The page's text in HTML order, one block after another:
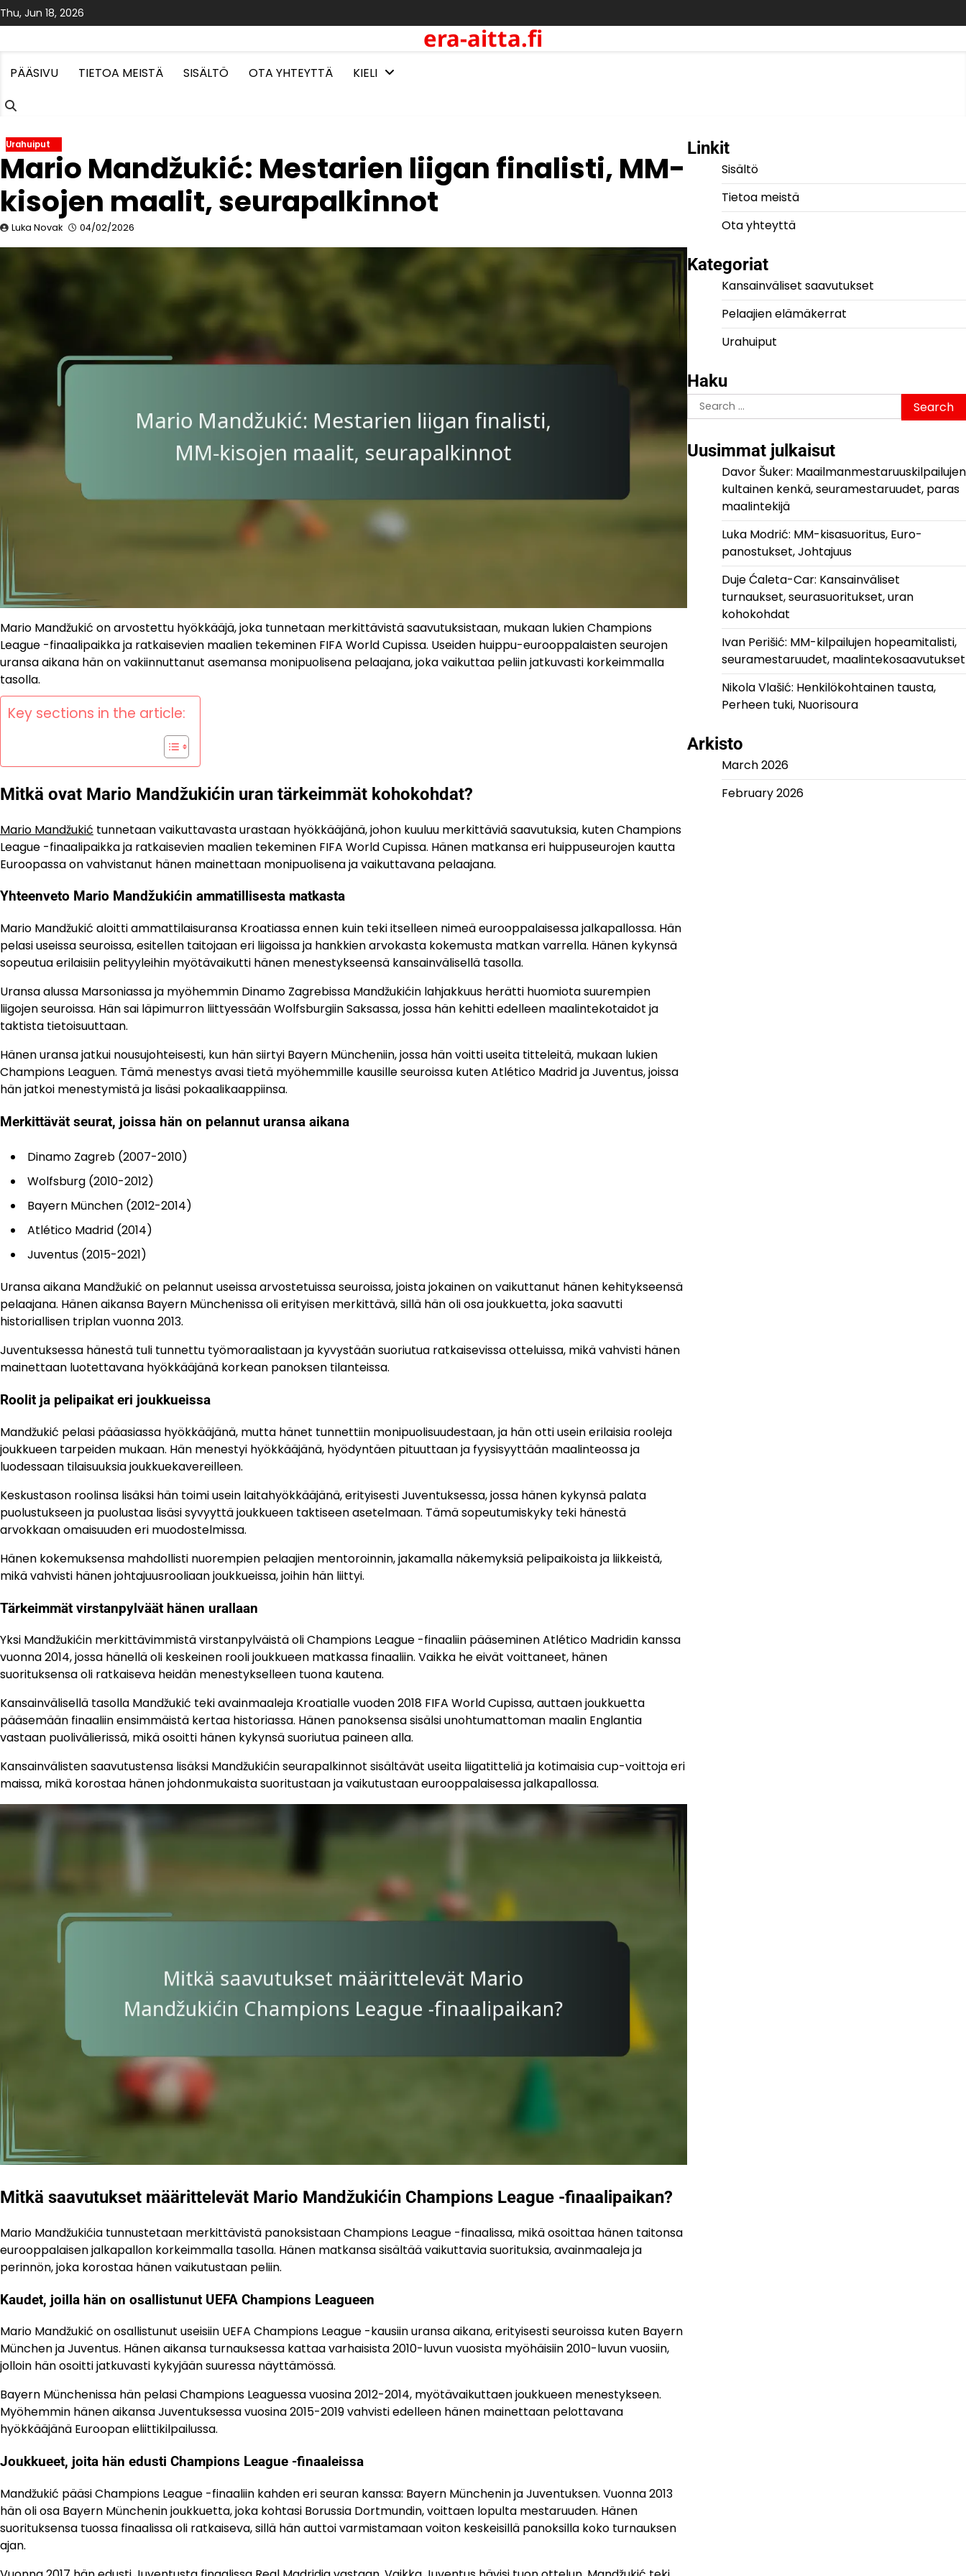
Skip
to
Thu, Jun 18, 2026
era-aitta.fi
PÄÄSIVU TIETOA MEISTÄ SISÄLTÖ OTA YHTEYTTÄ KIELI
Urahuiput
Mario Mandžukić: Mestarien liigan finalisti, MM-
kisojen maalit, seurapalkinnot
Luka Novak 04/02/2026
Mario Mandžukić on arvostettu hyökkääjä, joka tunnetaan merkittävistä saavutuksistaan, mukaan lukien Champions
League -finaalipaikka ja ratkaisevien maalien tekeminen FIFA World Cupissa. Useiden huippu-eurooppalaisten seurojen
uransa aikana hän on vakiinnuttanut asemansa monipuolisena pelaajana, joka vaikuttaa peliin jatkuvasti korkeimmalla
tasolla.
Key sections in the article:
Mitkä ovat Mario Mandžukićin uran tärkeimmät kohokohdat?
Mario Mandžukić tunnetaan vaikuttavasta urastaan hyökkääjänä, johon kuuluu merkittäviä saavutuksia, kuten Champions
League -finaalipaikka ja ratkaisevien maalien tekeminen FIFA World Cupissa. Hänen matkansa eri huippuseurojen kautta
Euroopassa on vahvistanut hänen mainettaan monipuolisena ja vaikuttavana pelaajana.
Yhteenveto Mario Mandžukićin ammatillisesta matkasta
Mario Mandžukić aloitti ammattilaisuransa Kroatiassa ennen kuin teki itselleen nimeä eurooppalaisessa jalkapallossa. Hän
pelasi useissa seuroissa, esitellen taitojaan eri liigoissa ja hankkien arvokasta kokemusta matkan varrella. Hänen kykynsä
sopeutua erilaisiin pelityyleihin myötävaikutti hänen menestykseensä kansainvälisellä tasolla.
Uransa alussa Marsoniassa ja myöhemmin Dinamo Zagrebissa Mandžukićin lahjakkuus herätti huomiota suurempien
liigojen seuroissa. Hän sai läpimurron liittyessään Wolfsburgiin Saksassa, jossa hän kehitti edelleen maalintekotaidot ja
taktista tietoisuuttaan.
Hänen uransa jatkui nousujohteisesti, kun hän siirtyi Bayern Müncheniin, jossa hän voitti useita titteleitä, mukaan lukien
Champions Leaguen. Tämä menestys avasi tietä myöhemmille kausille seuroissa kuten Atlético Madrid ja Juventus, joissa
hän jatkoi menestymistä ja lisäsi pokaalikaappiinsa.
Merkittävät seurat, joissa hän on pelannut uransa aikana
Dinamo Zagreb (2007-2010)
Wolfsburg (2010-2012)
Bayern München (2012-2014)
Atlético Madrid (2014)
Juventus (2015-2021)
Uransa aikana Mandžukić on pelannut useissa arvostetuissa seuroissa, joista jokainen on vaikuttanut hänen kehitykseensä
pelaajana. Hänen aikansa Bayern Münchenissa oli erityisen merkittävä, sillä hän oli osa joukkuetta, joka saavutti
historiallisen triplan vuonna 2013.
Juventuksessa hänestä tuli tunnettu työmoraalistaan ja kyvystään suoriutua ratkaisevissa otteluissa, mikä vahvisti hänen
mainettaan luotettavana hyökkääjänä korkean panoksen tilanteissa.
Roolit ja pelipaikat eri joukkueissa
Mandžukić pelasi pääasiassa hyökkääjänä, mutta hänet tunnettiin monipuolisuudestaan, ja hän otti usein erilaisia rooleja
joukkueen tarpeiden mukaan. Hän menestyi hyökkääjänä, hyödyntäen pituuttaan ja fyysisyyttään maalinteossa ja
luodessaan tilaisuuksia joukkuekavereilleen.
Keskustason roolinsa lisäksi hän toimi usein laitahyökkääjänä, erityisesti Juventuksessa, jossa hänen kykynsä palata
puolustukseen ja puolustaa lisäsi syvyyttä joukkueen taktiseen asetelmaan. Tämä sopeutumiskyky teki hänestä
arvokkaan omaisuuden eri muodostelmissa.
Hänen kokemuksensa mahdollisti nuorempien pelaajien mentoroinnin, jakamalla näkemyksiä pelipaikoista ja liikkeistä,
mikä vahvisti hänen johtajuusrooliaan joukkueissa, joihin hän liittyi.
Tärkeimmät virstanpylväät hänen urallaan
Yksi Mandžukićin merkittävimmistä virstanpylväistä oli Champions League -finaaliin pääseminen Atlético Madridin kanssa
vuonna 2014, jossa hänellä oli keskeinen rooli joukkueen matkassa finaaliin. Vaikka he eivät voittaneet, hänen
suorituksensa oli ratkaiseva heidän menestykselleen tuona kautena.
Kansainvälisellä tasolla Mandžukić teki avainmaaleja Kroatialle vuoden 2018 FIFA World Cupissa, auttaen joukkuetta
pääsemään finaaliin ensimmäistä kertaa historiassa. Hänen panoksensa sisälsi unohtumattoman maalin Englantia
vastaan puolivälierissä, mikä osoitti hänen kykynsä suoriutua paineen alla.
Kansainvälisten saavutustensa lisäksi Mandžukićin seurapalkinnot sisältävät useita liigatitteliä ja kotimaisia cup-voittoja eri
maissa, mikä korostaa hänen johdonmukaista suoritustaan ja vaikutustaan eurooppalaisessa jalkapallossa.
Mitkä saavutukset määrittelevät Mario Mandžukićin Champions League -finaalipaikan?
Mario Mandžukićia tunnustetaan merkittävistä panoksistaan Champions League -finaalissa, mikä osoittaa hänen taitonsa
eurooppalaisen jalkapallon korkeimmalla tasolla. Hänen matkansa sisältää vaikuttavia suorituksia, avainmaaleja ja
perinnön, joka korostaa hänen vaikutustaan peliin.
Kaudet, joilla hän on osallistunut UEFA Champions Leagueen
Mario Mandžukić on osallistunut useisiin UEFA Champions League -kausiin uransa aikana, erityisesti seuroissa kuten Bayern
München ja Juventus. Hänen aikansa turnauksessa kattaa varhaisista 2010-luvun vuosista myöhäisiin 2010-luvun vuosiin,
jolloin hän osoitti jatkuvasti kykyjään suuressa näyttämössä.
Bayern Münchenissa hän pelasi Champions Leaguessa vuosina 2012-2014, myötävaikuttaen joukkueen menestykseen.
Myöhemmin hänen aikansa Juventuksessa vuosina 2015-2019 vahvisti edelleen hänen mainettaan pelottavana
hyökkääjänä Euroopan eliittikilpailussa.
Joukkueet, joita hän edusti Champions League -finaaleissa
Mandžukić pääsi Champions League -finaaliin kahden eri seuran kanssa: Bayern Münchenin ja Juventuksen. Vuonna 2013
hän oli osa Bayern Münchenin joukkuetta, joka kohtasi Borussia Dortmundin, voittaen lopulta mestaruuden. Hänen
suorituksensa tuossa finaalissa oli ratkaiseva, sillä hän auttoi varmistamaan voiton keskeisillä panoksilla koko turnauksen
ajan.
Linkit
Sisältö
Tietoa meistä
Ota yhteyttä
Kategoriat
Kansainväliset saavutukset
Pelaajien elämäkerrat
Urahuiput
Haku
Search
for:
Uusimmat julkaisut
Davor Šuker: Maailmanmestaruuskilpailujen
kultainen kenkä, seuramestaruudet, paras
maalintekijä
Luka Modrić: MM-kisasuoritus, Euro-
panostukset, Johtajuus
Duje Ćaleta-Car: Kansainväliset
turnaukset, seurasuoritukset, uran
kohokohdat
Ivan Perišić: MM-kilpailujen hopeamitalisti,
seuramestaruudet, maalintekosaavutukset
Nikola Vlašić: Henkilökohtainen tausta,
Perheen tuki, Nuorisoura
Arkisto
March 2026
February 2026